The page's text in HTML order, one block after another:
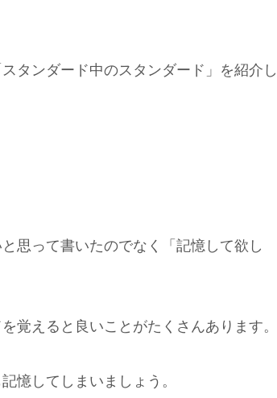
タンダード中のスタンダード」を紹介し
思って書いたのでなく「記憶して欲し
覚えると良いことがたくさんあります。
憶してしまいましょう。